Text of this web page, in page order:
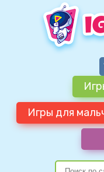
Игры для